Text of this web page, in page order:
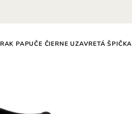
RAK PAPUČE ČIERNE UZAVRETÁ ŠPIČKA